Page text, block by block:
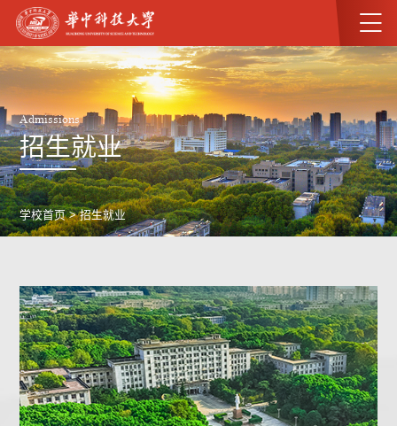
Admissions
招生就业
学校首页>招生就业